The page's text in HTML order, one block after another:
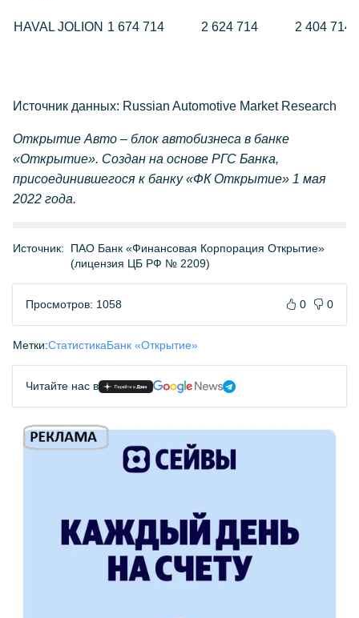
HAVAL JOLION 1 674 714 2 624 714 2 404 714
Источник данных: Russian Automotive Market Research
Открытие Авто – блок автобизнеса в банке
«Открытие». Создан на основе РГС Банка,
присоединившегося к банку «ФК Открытие» 1 мая
2022 года.
Источник:
ПАО Банк «Финансовая Корпорация Открытие»
(лицензия ЦБ РФ № 2209)
Просмотров: 1058 0 0
Метки:СтатистикаБанк «Открытие»
Читайте нас в